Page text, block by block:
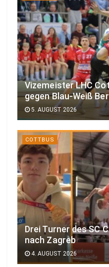
Vizemeister LHC
gegen Blau-Weiß
5. AUGUST 2026
COTTBUS
Drei Turner des SC
nach Zagreb
4. AUGUST 2026